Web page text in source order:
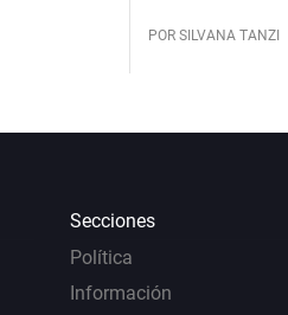
POR SILVANA TANZI
Secciones
Política
Información